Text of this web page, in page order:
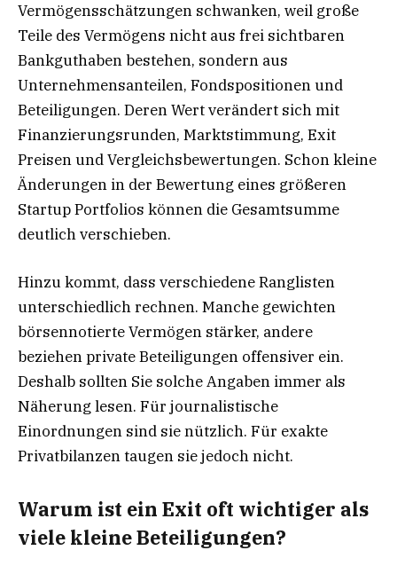
Vermögensschätzungen schwanken, weil große
Teile des Vermögens nicht aus frei sichtbaren
Bankguthaben bestehen, sondern aus
Unternehmensanteilen, Fondspositionen und
Beteiligungen. Deren Wert verändert sich mit
Finanzierungsrunden, Marktstimmung, Exit
Preisen und Vergleichsbewertungen. Schon kleine
Änderungen in der Bewertung eines größeren
Startup Portfolios können die Gesamtsumme
deutlich verschieben.
Hinzu kommt, dass verschiedene Ranglisten
unterschiedlich rechnen. Manche gewichten
börsennotierte Vermögen stärker, andere
beziehen private Beteiligungen offensiver ein.
Deshalb sollten Sie solche Angaben immer als
Näherung lesen. Für journalistische
Einordnungen sind sie nützlich. Für exakte
Privatbilanzen taugen sie jedoch nicht.
Warum ist ein Exit oft wichtiger als
viele kleine Beteiligungen?